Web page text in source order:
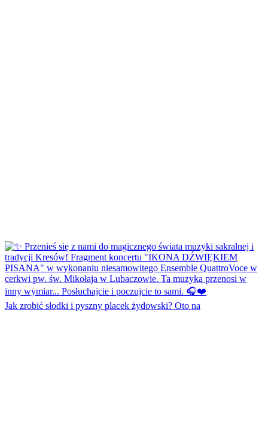
Jak zrobić słodki i pyszny placek żydowski? Oto na